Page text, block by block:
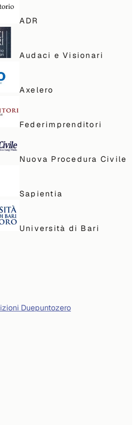
ADR
Audaci e Visionari
Axelero
Federimprenditori
Nuova Procedura Civile
Sapientia
Università di Bari
Duepuntozero